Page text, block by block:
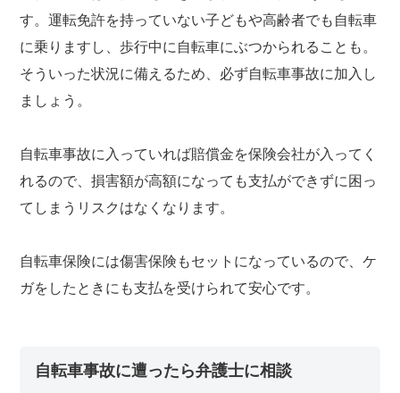
す。運転免許を持っていない子どもや高齢者でも自転車
に乗りますし、歩行中に自転車にぶつかられることも。
そういった状況に備えるため、必ず自転車事故に加入し
ましょう。
自転車事故に入っていれば賠償金を保険会社が入ってく
れるので、損害額が高額になっても支払ができずに困っ
てしまうリスクはなくなります。
自転車保険には傷害保険もセットになっているので、ケ
ガをしたときにも支払を受けられて安心です。
自転車事故に遭ったら弁護士に相談